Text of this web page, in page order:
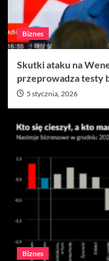
Biznes
Skutki ataku na
przeprowadza testy
5 stycznia, 2026
Biznes